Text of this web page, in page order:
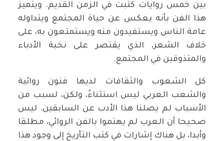
بين خمس روايات كتبت في الزمن القديم. ويتميز
هذا الفن بأنه يعكس عن حياة المجتمع ويتداوله
عامة الناس ويستفيدون منه ويستمتعون به، على
خلاف الشعر، الذي يقتصر على نخبة الأدباء
والمتذوقين في المجتمع.
كل الشعوب والثقافات لديها فنون روائية
والشعب العربي ليس استثناءً، ولكن، لسبب من
الأسباب لم يصلنا هذا الأدب عن السابقين. ليس
صحيحا أن العرب لم يهتموا بالفن الروائي، مطلقا
وأبدا، بل هناك إشارات في كتب التأريخ إلى وجود هذا